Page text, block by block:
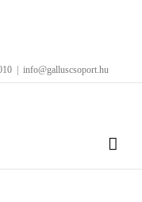
info@galluscsoport.hu